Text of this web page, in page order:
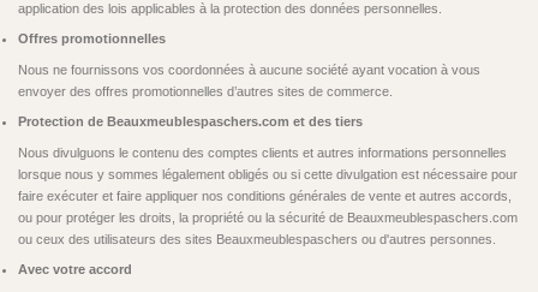
application des lois applicables à la protection des données personnelles.
Offres promotionnelles
Nous ne fournissons vos coordonnées à aucune société ayant vocation à vous
envoyer des offres promotionnelles d’autres sites de commerce.
Protection de Beauxmeublespaschers.com et des tiers
Nous divulguons le contenu des comptes clients et autres informations personnelles
lorsque nous y sommes légalement obligés ou si cette divulgation est nécessaire pour
faire exécuter et faire appliquer nos conditions générales de vente et autres accords,
ou pour protéger les droits, la propriété ou la sécurité de Beauxmeublespaschers.com
ou ceux des utilisateurs des sites Beauxmeublespaschers ou d'autres personnes.
Avec votre accord